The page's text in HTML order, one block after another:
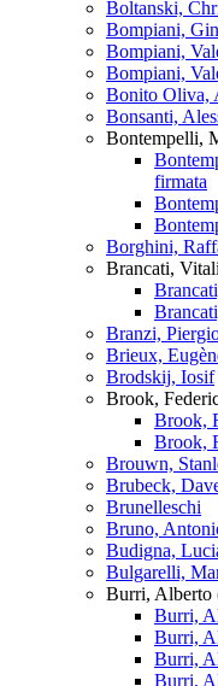
Boltanski,
Bompiani,
Bompiani,
Bompiani,
Bonito Oliva,
Bonsanti,
Bontempelli,
firmata
Borghini,
Brancati,
Branzi,
Brieux,
Brodskij, Iosif
Brook,
Brook,
Brook,
Brouwn,
Brubeck,
Brunelleschi
Bruno,
Budigna,
Bulgarelli,
Burri, Alberto
Burri,
Burri,
Burri,
Burri,